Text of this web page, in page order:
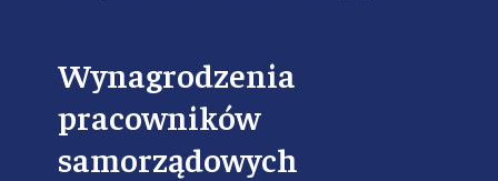
Wynagrodzenia
pracowników
samorządowych